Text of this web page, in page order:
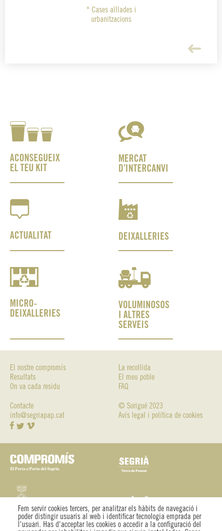
* Cases aïllades i
urbanitzacions
ACONSEGUEIX
EL TEU KIT
MERCAT
D’INTERCANVI
ACTUALITAT DEIXALLERIES
MICRO-
DEIXALLERIES
VOLUMINOSOS
I ALTRES
SERVEIS
El nostre compromís
Resultats
On va cada residu
La recollida
El meu poble
FAQ
Contacte
info@segriapap.cat
© Sorigué 2023
Avís legal i política de cookies
Fem servir cookies tercers, per analitzar els hàbits de navegació i
poder distingir usuaris al web i identificar tecnologia emprada per
l'usuari. Has d'acceptar les cookies o accedir a la configuració del